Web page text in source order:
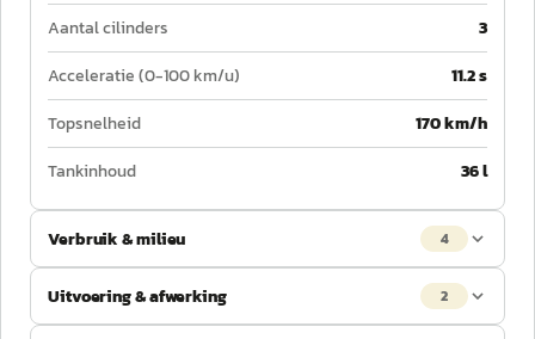
Aantal cilinders
3
Acceleratie (0-100 km/u)
11.2 s
Topsnelheid
170 km/h
Tankinhoud
36 l
Verbruik & milieu 4
Uitvoering & afwerking 2